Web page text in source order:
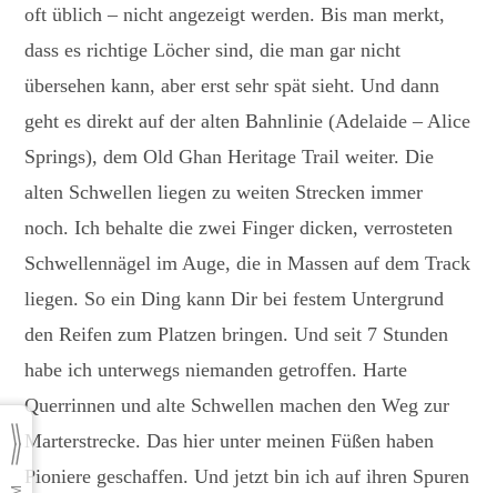
oft üblich – nicht angezeigt werden. Bis man merkt,
dass es richtige Löcher sind, die man gar nicht
übersehen kann, aber erst sehr spät sieht. Und dann
geht es direkt auf der alten Bahnlinie (Adelaide – Alice
Springs), dem Old Ghan Heritage Trail weiter. Die
alten Schwellen liegen zu weiten Strecken immer
noch. Ich behalte die zwei Finger dicken, verrosteten
Schwellennägel im Auge, die in Massen auf dem Track
liegen. So ein Ding kann Dir bei festem Untergrund
den Reifen zum Platzen bringen. Und seit 7 Stunden
habe ich unterwegs niemanden getroffen. Harte
Querrinnen und alte Schwellen machen den Weg zur
Marterstrecke. Das hier unter meinen Füßen haben
Pioniere geschaffen. Und jetzt bin ich auf ihren Spuren